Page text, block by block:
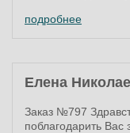
подробнее
Елена
Заказ №797
поблагодарить